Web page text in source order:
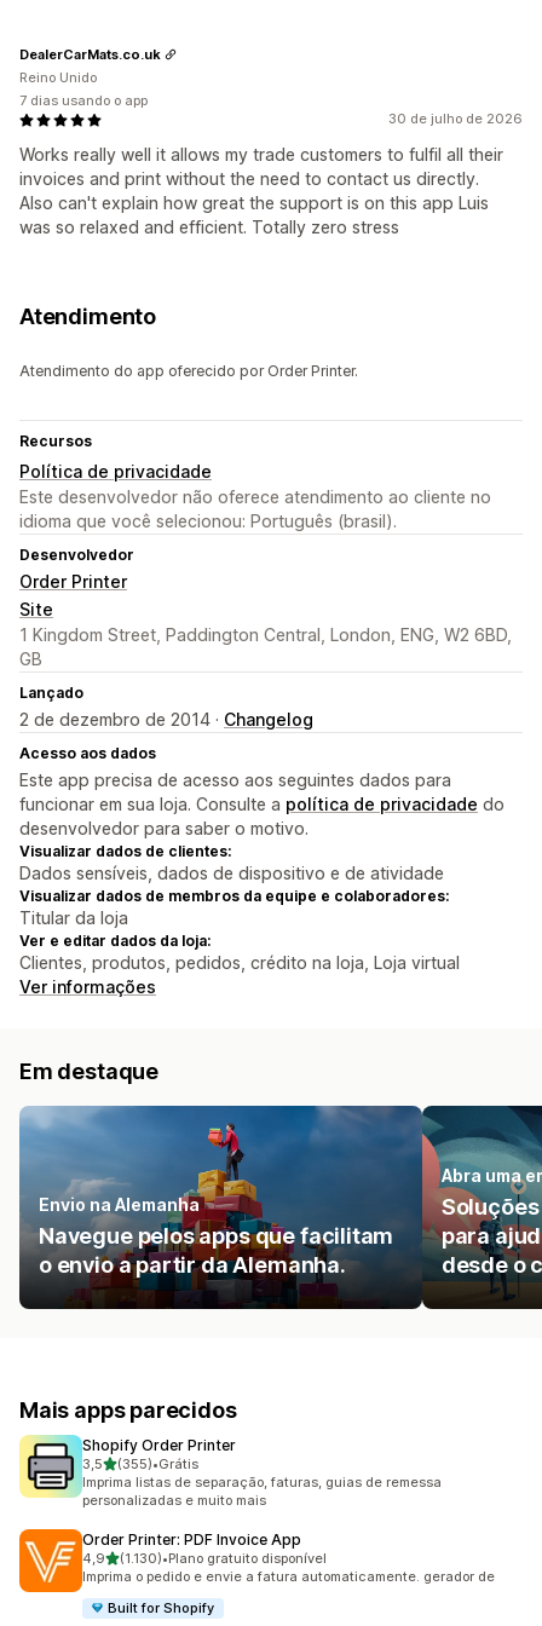
30 de julho de 2026
Works really well it allows my trade customers to fulfil all their
invoices and print without the need to contact us directly.
Also can't explain how great the support is on this app Luis
was so relaxed and efficient. Totally zero stress
DealerCarMats.co.uk
Reino Unido
7 dias usando o app
Atendimento
Atendimento do app oferecido por Order Printer.
Recursos
Política de privacidade
Este desenvolvedor não oferece atendimento ao cliente no
idioma que você selecionou: Português (brasil).
Desenvolvedor
Order Printer
Site
1 Kingdom Street, Paddington Central, London, ENG, W2 6BD,
GB
Lançado
2 de dezembro de 2014 · Changelog
Acesso aos dados
Este app precisa de acesso aos seguintes dados para
funcionar em sua loja. Consulte a política de privacidade do
desenvolvedor para saber o motivo.
Visualizar dados de clientes:
Dados sensíveis, dados de dispositivo e de atividade
Visualizar dados de membros da equipe e colaboradores:
Titular da loja
Ver e editar dados da loja:
Clientes, produtos, pedidos, crédito na loja, Loja virtual
Ver informações
Em destaque
Envio na Alemanha
Navegue pelos apps que facilitam
o envio a partir da Alemanha.
Abra uma
para
desde o
Mais apps parecidos
Shopify Order Printer
3,5de 5 estrelas
(355)
355 avaliações ao todo
•Grátis
Imprima listas de separação, faturas, guias de remessa
personalizadas e muito mais
Order Printer: PDF Invoice App
4,9de 5 estrelas
(1.130)
1130 avaliações ao todo
•Plano gratuito disponível
Imprima o pedido e envie a fatura automaticamente. gerador de
Built for Shopify